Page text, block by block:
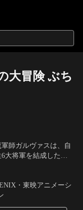
大冒険 ぶち
師ガルヴァスは、自
大将軍を結成した。
かれてしまった。一
しまう。
・東映アニメーシ